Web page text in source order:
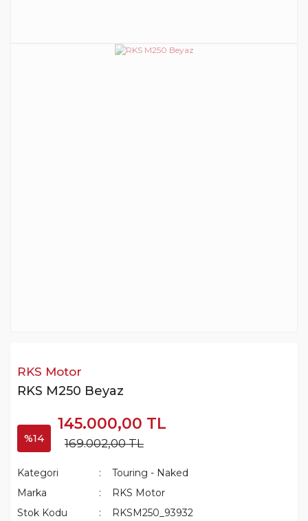
RKS Motor
RKS M250 Beyaz
%14
145.000,00 TL
169.002,00 TL
Kategori
Touring - Naked
Marka
RKS Motor
Stok Kodu
RKSM250_93932